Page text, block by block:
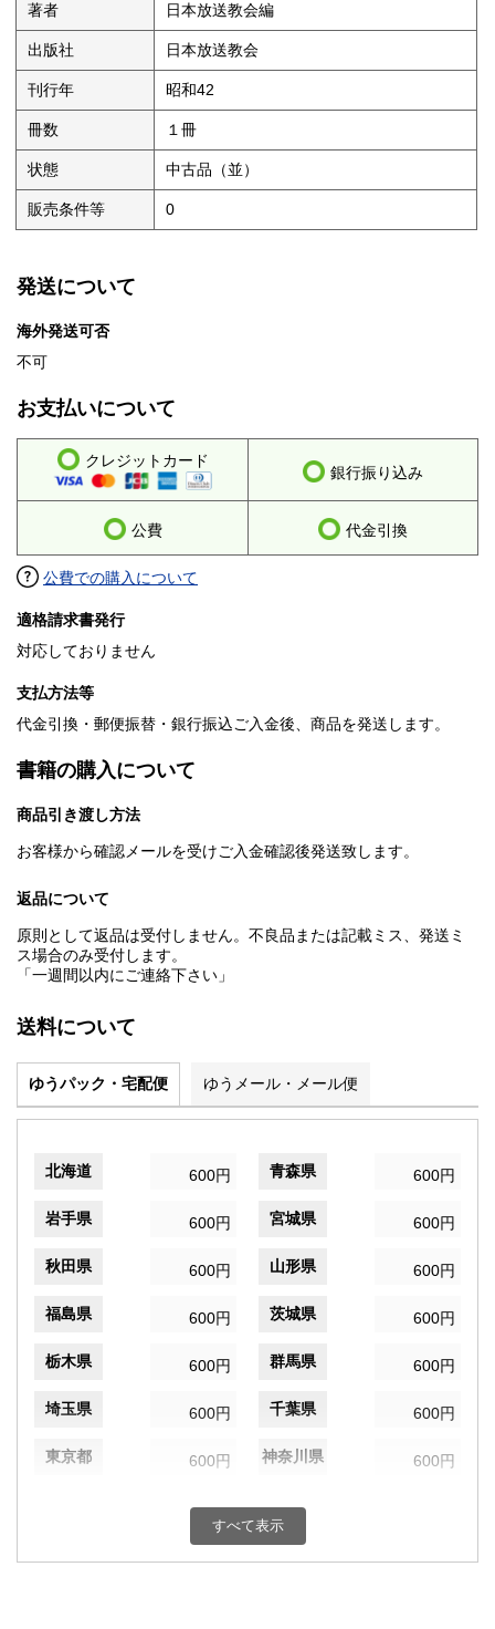
著者 日本放送教会編
出版社 日本放送教会
刊行年 昭和42
冊数 １冊
状態 中古品（並）
販売条件等 0
発送について
海外発送可否
不可
お支払いについて
クレジットカード
銀行振り込み
公費 代金引換
公費での購入について
適格請求書発行
対応しておりません
支払方法等
代金引換・郵便振替・銀行振込ご入金後、商品を発送します。
書籍の購入について
商品引き渡し方法
お客様から確認メールを受けご入金確認後発送致します。
返品について
原則として返品は受付しません。不良品または記載ミス、発送ミ
ス場合のみ受付します。
「一週間以内にご連絡下さい」
送料について
ゆうパック・宅配便 ゆうメール・メール便
北海道 600円 青森県 600円
岩手県 600円 宮城県 600円
秋田県 600円 山形県 600円
福島県 600円 茨城県 600円
栃木県 600円 群馬県 600円
埼玉県 600円 千葉県 600円
東京都 600円 神奈川県 600円
600円 富山県
すべて表示